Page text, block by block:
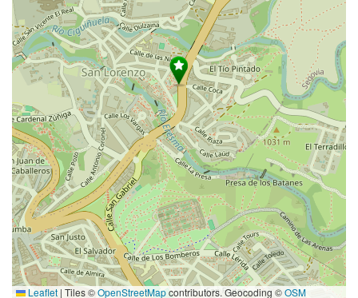
Leaflet | Tiles ©OpenStreetMapcontributors. Geocoding ©OSM